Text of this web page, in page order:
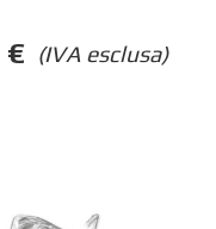
(IVA esclusa)
€